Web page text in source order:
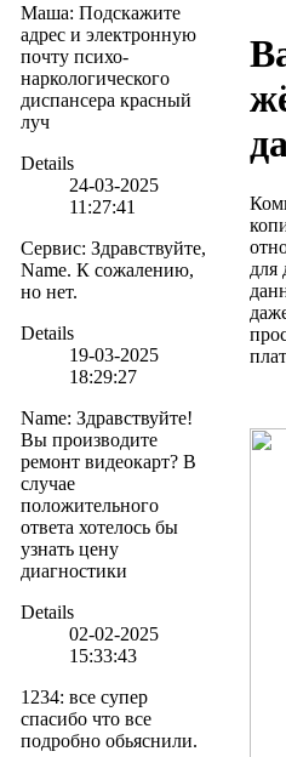
Маша: Подскажите
адрес и электронную
почту психо-
наркологического
диспансера красный
луч
Details
24-03-2025
11:27:41
Сервис: Здравствуйте,
Name. К сожалению,
но нет.
Details
19-03-2025
18:29:27
Name: Здравствуйте!
Вы производите
ремонт видеокарт? В
случае
положительного
ответа хотелось бы
узнать цену
диагностики
Details
02-02-2025
15:33:43
1234: все супер
спасибо что все
подробно обьяснили.
для